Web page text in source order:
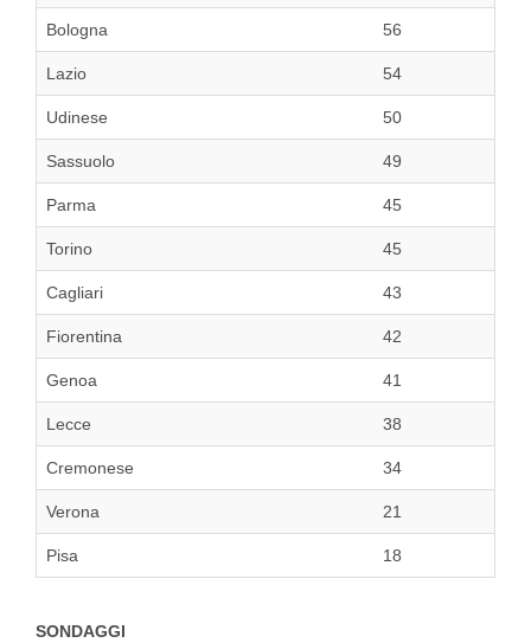
Bologna 56
Lazio 54
Udinese 50
Sassuolo 49
Parma 45
Torino 45
Cagliari 43
Fiorentina 42
Genoa 41
Lecce 38
Cremonese 34
Verona 21
Pisa 18
SONDAGGI